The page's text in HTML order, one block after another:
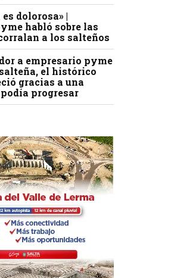
dolorosa» |
habló sobre las
a los salteños
a empresario pyme
el histórico
gracias a una
progresar